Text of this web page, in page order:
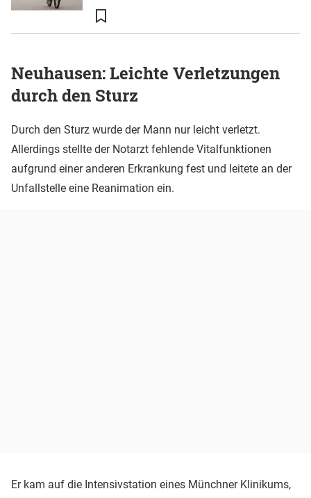
Neuhausen: Leichte Verletzungen
durch den Sturz
Durch den Sturz wurde der Mann nur leicht verletzt.
Allerdings stellte der Notarzt fehlende Vitalfunktionen
aufgrund einer anderen Erkrankung fest und leitete an der
Unfallstelle eine Reanimation ein.
Er kam auf die Intensivstation eines Münchner Klinikums,